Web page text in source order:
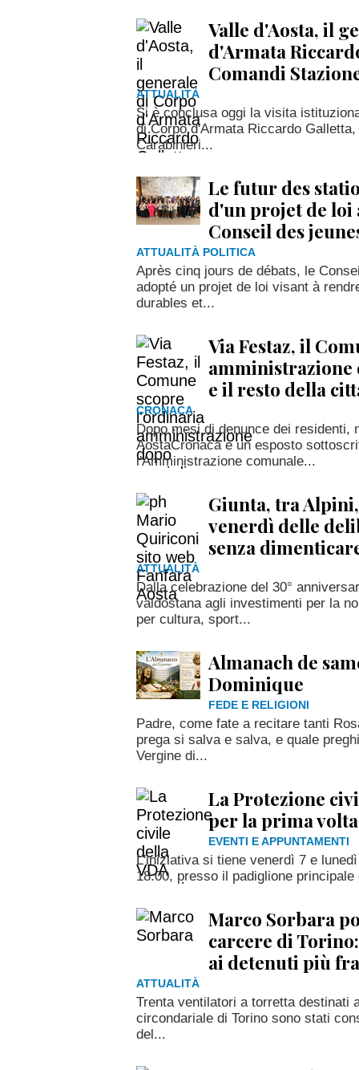
Valle d'Aosta, il
d'Armata
Comandi
ATTUALITÀ
Si è conclusa oggi la visita
di Corpo d'Armata Riccardo
Carabinieri...
Le futur des
d'un projet de loi
Conseil des
ATTUALITÀ POLITICA
Après cinq jours de débats, le
adopté un projet de loi visant à
durables et...
Via Festaz, il
amministrazione
e il resto della
CRONACA
Dopo mesi di denunce dei residenti,
AostaCronaca e un esposto
l'Amministrazione comunale...
Giunta, tra
venerdì delle
senza
ATTUALITÀ
Dalla celebrazione del 30°
valdostana agli investimenti per la
per cultura, sport...
Almanach de
Dominique
FEDE E RELIGIONI
Padre, come fate a recitare tanti
prega si salva e salva, e quale
Vergine di...
La Protezione
per la prima
EVENTI E APPUNTAMENTI
L'iniziativa si tiene venerdì 7 e
18.00, presso il padiglione
Marco Sorbara
carcere di
ai detenuti più
ATTUALITÀ
Trenta ventilatori a torretta destinati
circondariale di Torino sono stati
del...